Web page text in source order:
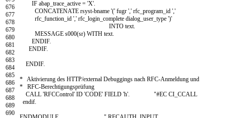
676
677
678
679
680
681
682
683
684
685
686
687
688
689
690
IF abap trace active = 'X'
CONCATENATE rsyst-bname '(' fugr ',' rfc program id ','
rfc function id ',' rfc login complete dialog user type ')'
INTO text
MESSAGE s000(sr) WITH text
ENDIF.
ENDIF.
ENDIF.
* Aktivierung des HTTP/external Debuggings nach RFC-Anmeldung und
* RFC-Berechtigungsprüfung
CALL 'RFCControl' ID 'CODE' FIELD 'h'
"#EC CI_CCALL
endif